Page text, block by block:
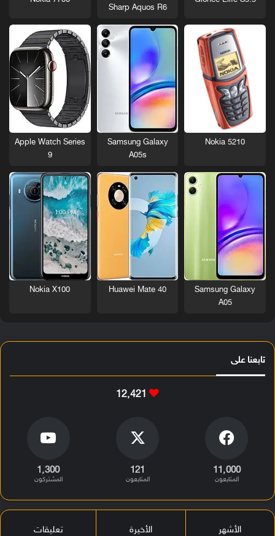
Sharp Aquos R6
Nokia 5210
Samsung Galaxy
A05s
Apple Watch Series
9
Samsung Galaxy
A05
Huawei Mate 40
Nokia X100
تابعنا على
12٬421
11٬000
المتابعون
121
المتابعون
1٬300
المشتركون
الأشهر الأخيرة تعليقات